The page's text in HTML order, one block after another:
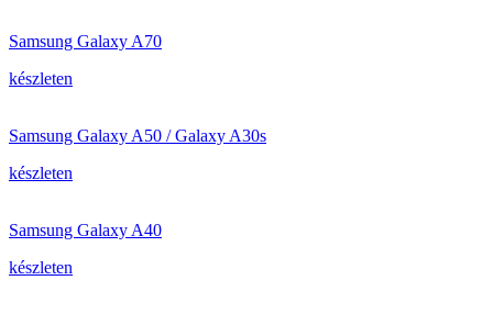
Samsung Galaxy A70
készleten
Samsung Galaxy A50 / Galaxy A30s
készleten
Samsung Galaxy A40
készleten